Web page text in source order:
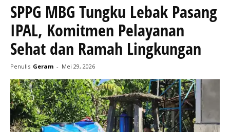
SPPG MBG Tungku Lebak Pasang
IPAL, Komitmen Pelayanan
Sehat dan Ramah Lingkungan
Penulis Geram - Mei 29, 2026